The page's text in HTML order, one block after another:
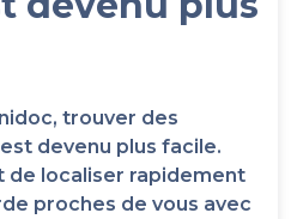
trouver des
devenu plus facile.
de localiser rapidement
proches de vous avec